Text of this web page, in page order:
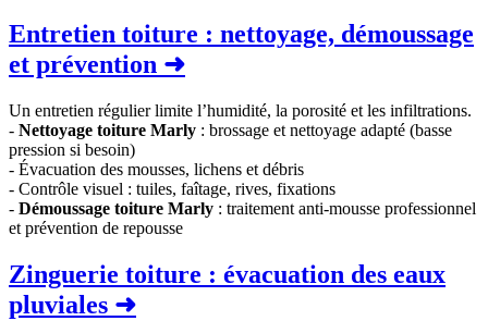
Entretien toiture : nettoyage, démoussage
et prévention ➜
Un entretien régulier limite l’humidité, la porosité et les infiltrations.
- Nettoyage toiture Marly : brossage et nettoyage adapté (basse
pression si besoin)
- Évacuation des mousses, lichens et débris
- Contrôle visuel : tuiles, faîtage, rives, fixations
- Démoussage toiture Marly : traitement anti-mousse professionnel
et prévention de repousse
Zinguerie toiture : évacuation des eaux
pluviales ➜